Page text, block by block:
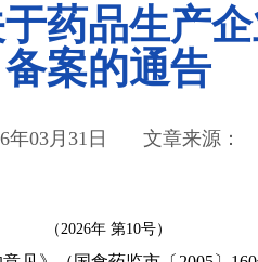
药品生产
备案的通告
年03月31日 文章来源：
（2026年 第10号）